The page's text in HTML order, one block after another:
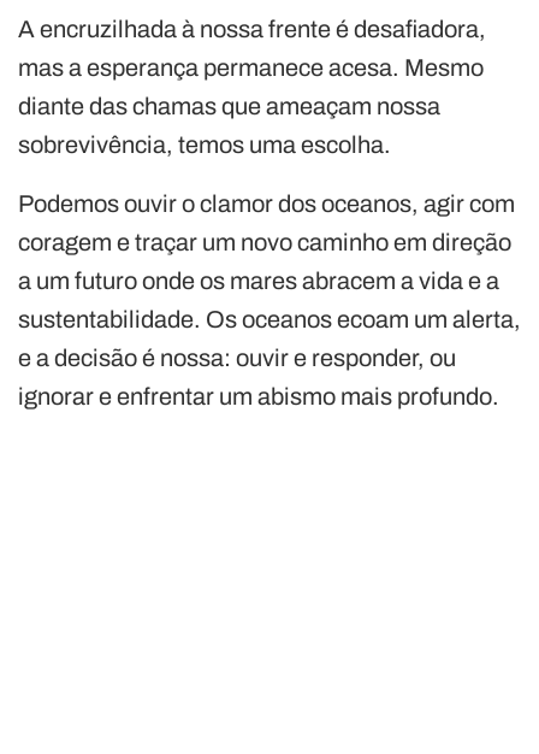
A encruzilhada à nossa frente é desafiadora,
mas a esperança permanece acesa. Mesmo
diante das chamas que ameaçam nossa
sobrevivência, temos uma escolha.
Podemos ouvir o clamor dos oceanos, agir com
coragem e traçar um novo caminho em direção
a um futuro onde os mares abracem a vida e a
sustentabilidade. Os oceanos ecoam um alerta,
e a decisão é nossa: ouvir e responder, ou
ignorar e enfrentar um abismo mais profundo.